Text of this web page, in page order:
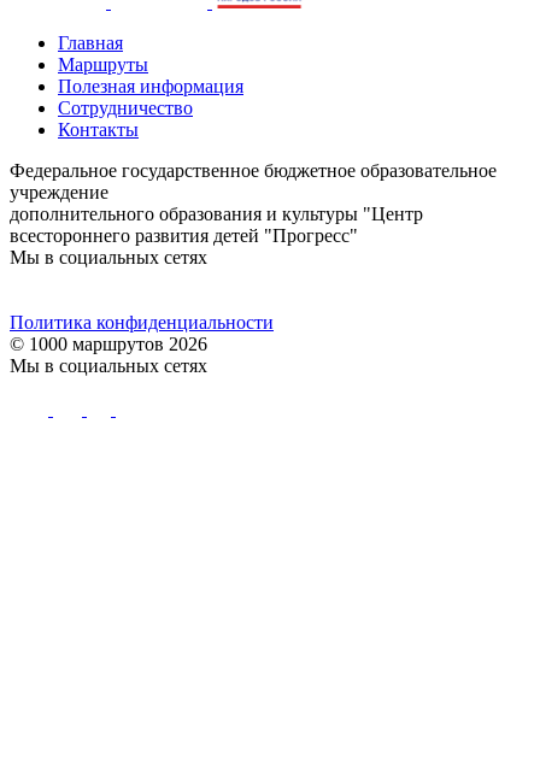
Главная
Маршруты
Полезная информация
Сотрудничество
Контакты
Федеральное государственное бюджетное образовательное
учреждение
дополнительного образования и культуры "Центр
всестороннего развития детей "Прогресс"
Мы в социальных сетях
Политика конфиденциальности
© 1000 маршрутов 2026
Мы в социальных сетях